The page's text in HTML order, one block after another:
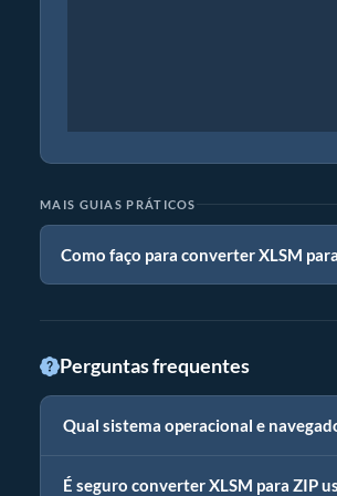
MAIS GUIAS PRÁTICOS
Como faço para converter XLSM
Perguntas frequentes
Qual sistema operacional e
É seguro converter XLSM para ZIP